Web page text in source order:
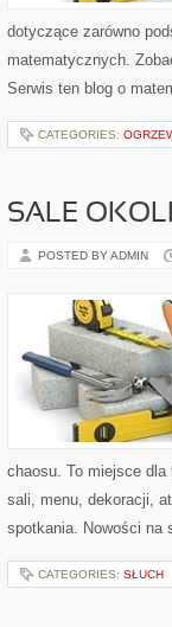
dotyczące zarówno
matematycznych.
Serwis ten blog o
CATEGORIES:
SALE
POSTED BY ADMIN
chaosu. To miejsce
sali, menu, dekoracji,
spotkania. Nowości
CATEGORIES: SŁUCH